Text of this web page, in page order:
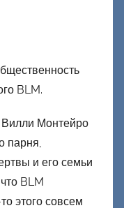
BLM.
Вилли Монтейро
парня,
и его семьи
BLM
этого совсем